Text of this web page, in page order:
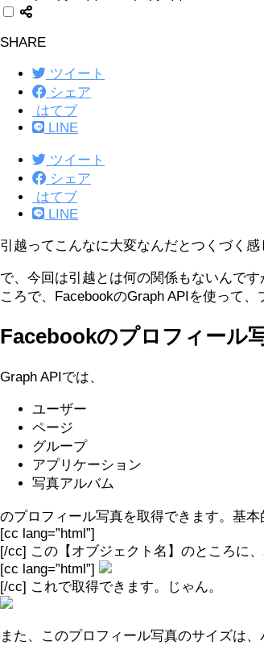
SHARE
ツイート
シェア
はてブ
LINE
ツイート
シェア
はてブ
LINE
引越ってこんなに大変なんだとつくづく
で、今回は引越とは何の関係もないんで
ころで、FacebookのGraph APIを使って
Facebookのプロフィール
Graph APIでは、
ユーザー
ページ
グループ
アプリケーション
写真アルバム
のプロフィール写真を取得できます。基本
[cc lang=”html”]
[/cc] この【オブジェクト名】のところに
[cc lang=”html”]
[/cc] これで取得できます。じゃん。
また、このプロフィール写真のサイズは